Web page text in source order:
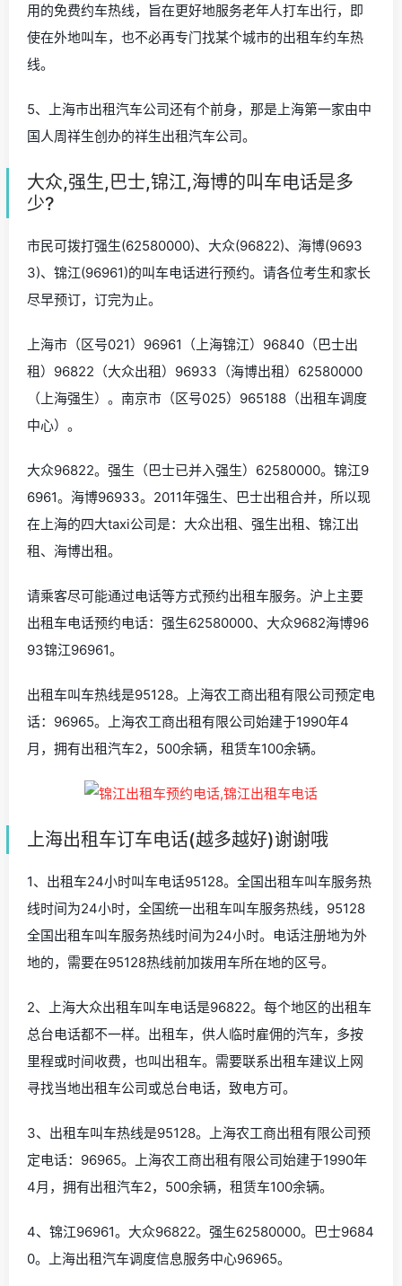
用的免费约车热线，旨在更好地服务老年人打车出行，即
使在外地叫车，也不必再专门找某个城市的出租车约车热
线。
5、上海市出租汽车公司还有个前身，那是上海第一家由中
国人周祥生创办的祥生出租汽车公司。
大众,强生,巴士,锦江,海博的叫车电话是多
少?
市民可拨打强生(62580000)、大众(96822)、海博(9693
3)、锦江(96961)的叫车电话进行预约。请各位考生和家长
尽早预订，订完为止。
上海市（区号021）96961（上海锦江）96840（巴士出
租）96822（大众出租）96933（海博出租）62580000
（上海强生）。南京市（区号025）965188（出租车调度
中心）。
大众96822。强生（巴士已并入强生）62580000。锦江9
6961。海博96933。2011年强生、巴士出租合并，所以现
在上海的四大taxi公司是：大众出租、强生出租、锦江出
租、海博出租。
请乘客尽可能通过电话等方式预约出租车服务。沪上主要
出租车电话预约电话：强生62580000、大众9682海博96
93锦江96961。
出租车叫车热线是95128。上海农工商出租有限公司预定电
话：96965。上海农工商出租有限公司始建于1990年4
月，拥有出租汽车2，500余辆，租赁车100余辆。
上海出租车订车电话(越多越好)谢谢哦
1、出租车24小时叫车电话95128。全国出租车叫车服务热
线时间为24小时，全国统一出租车叫车服务热线，95128
全国出租车叫车服务热线时间为24小时。电话注册地为外
地的，需要在95128热线前加拨用车所在地的区号。
2、上海大众出租车叫车电话是96822。每个地区的出租车
总台电话都不一样。出租车，供人临时雇佣的汽车，多按
里程或时间收费，也叫出租车。需要联系出租车建议上网
寻找当地出租车公司或总台电话，致电方可。
3、出租车叫车热线是95128。上海农工商出租有限公司预
定电话：96965。上海农工商出租有限公司始建于1990年
4月，拥有出租汽车2，500余辆，租赁车100余辆。
4、锦江96961。大众96822。强生62580000。巴士9684
0。上海出租汽车调度信息服务中心96965。